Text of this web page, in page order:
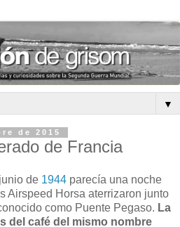
▼
de 2015
de Francia
de 1944 parecía una noche
Airspeed Horsa aterrizaron junto
como Puente Pegaso. La
del café del mismo nombre